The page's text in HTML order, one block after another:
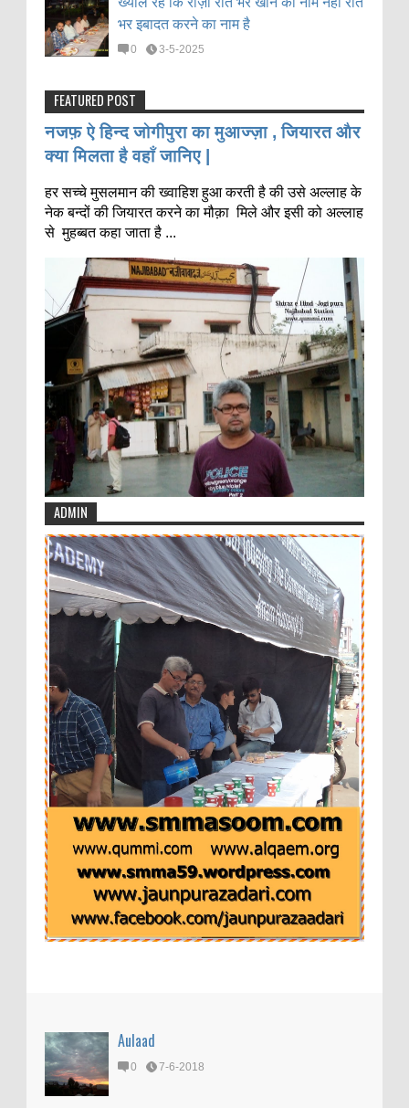
भर इबादत करने का नाम है
0 3-5-2025
FEATURED POST
नजफ़ ऐ हिन्द जोगीपुरा का मुआज्ज़ा , जियारत और
क्या मिलता है वहाँ जानिए |
हर सच्चे मुसलमान की ख्वाहिश हुआ करती है की उसे अल्लाह के
नेक बन्दों की जियारत करने का मौक़ा मिले और इसी को अल्लाह
से मुहब्बत कहा जाता है ...
ADMIN
Aulaad
0 7-6-2018